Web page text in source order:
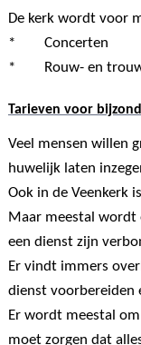
De kerk wordt voor
* Concerten
* Rouw- en
Tarieven voor
Veel mensen willen
huwelijk laten
Ook in de Veenkerk
Maar meestal wordt
een dienst zijn
Er vindt immers
dienst voorbereiden
Er wordt meestal
moet zorgen dat